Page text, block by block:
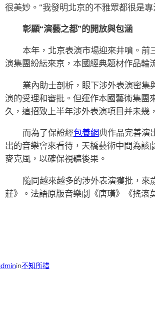
很美妙。“我發明北京的不雅眾都很是
彰顯“演藝之都”的開放與包涵
本年，北京表演市場迎來井噴。
演集團紛紜來京，本國經典題材作品輪
業內助士剖析，眼下涉外表演密
演的受理和審批。但運作本國藝術集團
久，這招致上半年涉外表演項目并未幾
而為了保證經包養網典作品完善演
出的音樂會來看待，天橋藝術中間為
麥克風，以確保視聽後果。
隨同越來越多的涉外表演獲批，來
莊》。法語原版音樂劇《唐璜》《搖滾
in不知所措